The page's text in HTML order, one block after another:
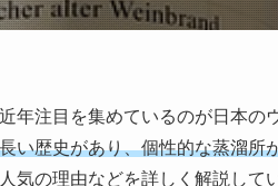
年注目を集めているのが日本の
い歴史があり、個性的な蒸溜所
気の理由などを詳しく解説して